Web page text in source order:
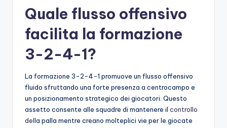
Quale flusso offensivo
facilita la formazione
3-2-4-1?
La formazione 3-2-4-1 promuove un flusso offensivo
fluido sfruttando una forte presenza a centrocampo e
un posizionamento strategico dei giocatori. Questo
assetto consente alle squadre di mantenere il controllo
della palla mentre creano molteplici vie per le giocate